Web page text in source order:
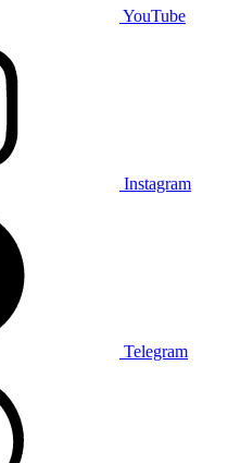
YouTube
Instagram
Telegram